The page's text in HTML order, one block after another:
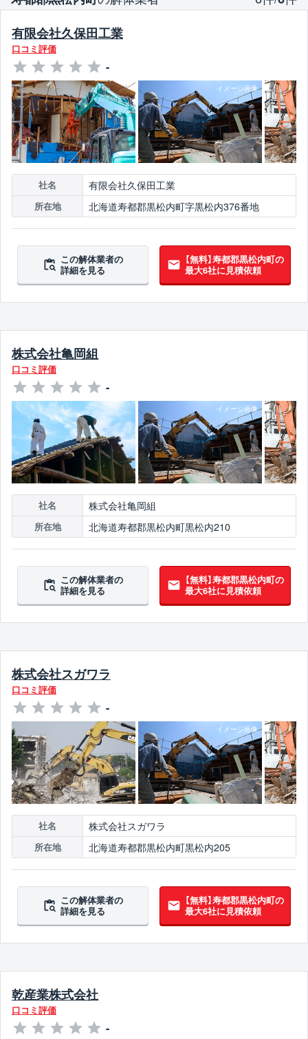
有限会社久保田工業
口コミ評価
-
社名 有限会社久保田工業
所在地 北海道寿都郡黒松内町字黒松内376番地
この解体業者の
詳細を見る
【無料】寿都郡黒松内町の
最大6社に見積依頼
株式会社亀岡組
口コミ評価
-
社名 株式会社亀岡組
所在地 北海道寿都郡黒松内町黒松内210
この解体業者の
詳細を見る
【無料】寿都郡黒松内町の
最大6社に見積依頼
株式会社スガワラ
口コミ評価
-
社名 株式会社スガワラ
所在地 北海道寿都郡黒松内町黒松内205
この解体業者の
詳細を見る
【無料】寿都郡黒松内町の
最大6社に見積依頼
乾産業株式会社
口コミ評価
-